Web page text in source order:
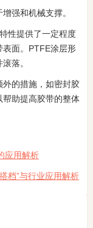
强和机械支撑。
性提供了一定程度
表面。PTFE涂层形
落。
的措施，如密封胶
助提高胶带的整体
应用解析
档”与行业应用解析